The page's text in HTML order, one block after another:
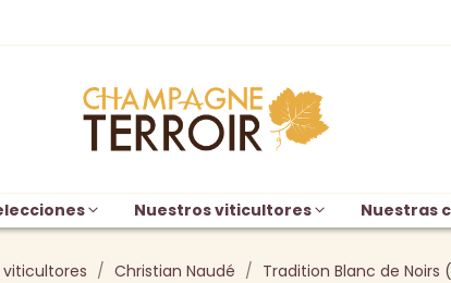
Nuestros viticultores Nuestras
viticultores Christian Naudé Tradition Blanc de